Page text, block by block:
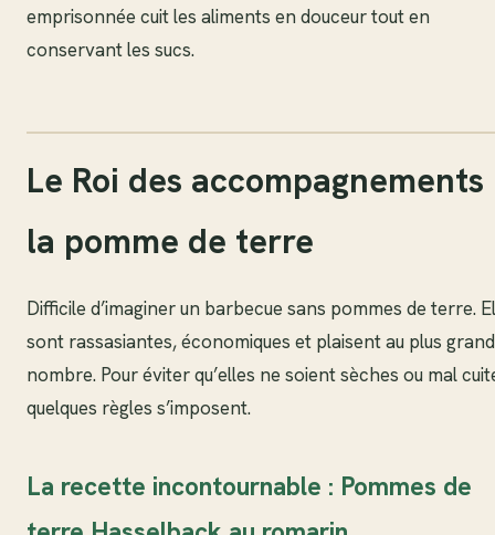
emprisonnée cuit les aliments en douceur tout en
conservant les sucs.
Le Roi des accompagnements
la pomme de terre
Difficile d’imaginer un barbecue sans pommes de terre.
sont rassasiantes, économiques et plaisent au plus grand
nombre. Pour éviter qu’elles ne soient sèches ou mal
quelques règles s’imposent.
La recette incontournable : Pommes de